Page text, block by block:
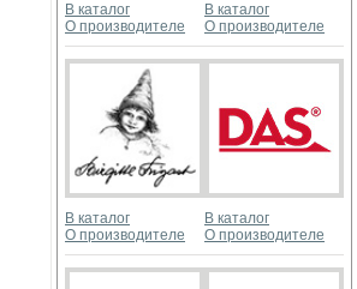
В каталог
О производителе
В каталог
О производителе
В каталог
О производителе
В каталог
О производителе